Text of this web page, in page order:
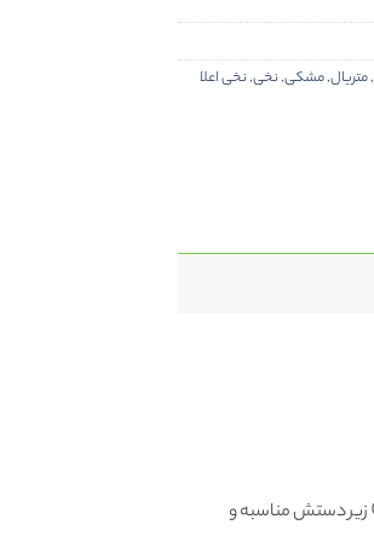
,متریال,مشکی,نخی,نخی اعلا
زیر دستش مناسبه و